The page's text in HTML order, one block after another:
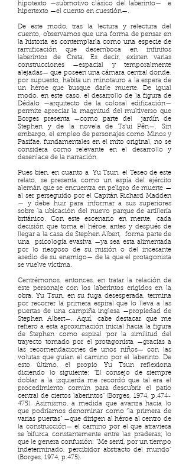
hipotexto —submotivo clásico del laberinto— e
hipertexto —el cuento en cuestión—.
De este modo, tras la lectura y relectura del
cuento, observamos que una forma de pensar en
la historia es contemplarla como una especie de
ramificación que desemboca en infinitos
laberintos de Creta. Es decir, existen varias
construcciones —espacial y temporalmente
alejadas— que poseen una cámara central donde,
por supuesto, habita un minotauro a la espera de
un héroe que busque darle muerte. De igual
modo, en este caso, el desarrollo de la figura de
Dédalo —arquitecto de la colosal edificación—
permite apreciar la magnitud del multiverso que
Borges presenta —como parte del jardín de
Stephen y de la novela de Ts'ui Pên—. Sin
embargo, el empleo de personajes como Minos y
Pasifae, fundamentales en el mito original, no se
considera como relevante en el desarrollo y
desenlace de la narración.
Pues bien, en cuanto a Yu Tsun, el Teseo de este
relato, se presenta como un espía del ejército
alemán que se encuentra en peligro de muerte —
al ser perseguido por el Capitán Richard Madden
— y debe huir para informar a sus superiores
sobre la ubicación del nuevo parque de artillería
británico. Con este escenario en mente, cada
decisión que toma el héroe, antes y después de
llegar a la casa de Stephen Albert, forma parte de
una psicología evasiva —ya sea esta alimentada
por lo riesgoso de su misión o del incesante
asedio de su enemigo— de la que el protagonista
se vuelve víctima.
Centrémonos, entonces, en tratar la relación de
este personaje con los laberintos erigidos en la
obra. Yu Tsun, en su fuga desesperada, termina
por recorrer la primera espiral que lo lleva a las
puertas de una campiña inglesa —propiedad de
Stephen Albert—. Aquí, cabe destacar que me
refiero a esta aproximación inicial hacia la figura
de Stephen como espiral por la similitud del
trayecto tomado por el protagonista —gracias a
las recomendaciones de unos niños— con las
volutas que guían el camino por el laberinto. De
esto último, el propio Yu Tsun reflexiona
diciendo lo siguiente: “El consejo de siempre
doblar a la izquierda me recordó que tal era el
procedimiento común para descubrir el patio
central de ciertos laberintos" (Borges, 1974, p.474-
475). Asimismo, a medida que avanza hacia lo
que podríamos denominar como “la primera de
varias puertas” —que dirigen al héroe al centro de
la construcción— el camino por el que atraviesa
se bifurca constantemente entre las praderas; lo
que le genera confusión: "Me sentí, por un tiempo
indeterminado, percibidor abstracto del mundo"
(Borges, 1974, p.475).